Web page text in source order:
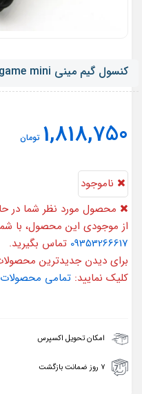
کنسول گیم مینی game mini
1,818,750 تومان
ناموجود
محصول مورد نظر شما در
از موجودی این محصول، با
09353266617 تماس بگیرید.
برای دیدن جدیدترین
کلیک نمایید: تمامی
امکان تحویل اکسپرس
۷ روز ضمانت بازگشت